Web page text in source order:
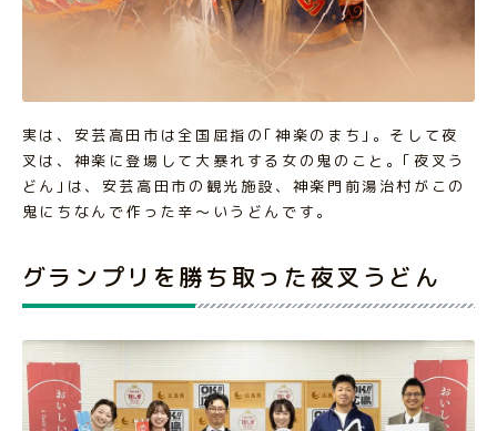
実は、安芸高田市は全国屈指の｢神楽のまち｣。そして夜
叉は、神楽に登場して大暴れする女の鬼のこと。｢夜叉う
どん｣は、安芸高田市の観光施設、神楽門前湯治村がこの
鬼にちなんで作った辛～いうどんです。
グランプリを勝ち取った夜叉うどん